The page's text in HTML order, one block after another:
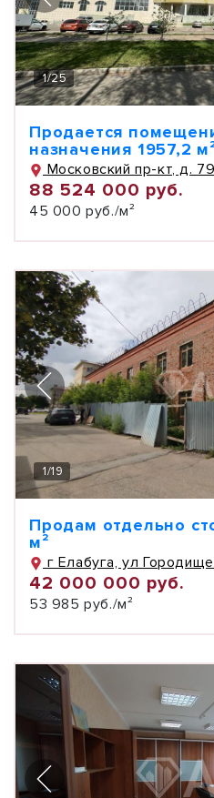
1/25
Продается
назначения 1957,2
Московский пр-кт, д.
88 524 000 руб.
45 000 руб./м²
1/19
Продам отдельно
м²
г Елабуга, ул
42 000 000 руб.
53 985 руб./м²